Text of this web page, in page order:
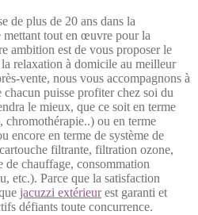
de plus de 20 ans dans la
mettant tout en œuvre pour la
ambition est de vous proposer le
relaxation à domicile au meilleur
vente, nous vous accompagnons à
puisse profiter chez soi du
le mieux, que ce soit en terme
chromothérapie..) ou en terme
encore en terme de système de
filtrante, filtration ozone,
de chauffage, consommation
etc.). Parce que la satisfaction
jacuzzi extérieurest garanti et
défiants toute concurrence.